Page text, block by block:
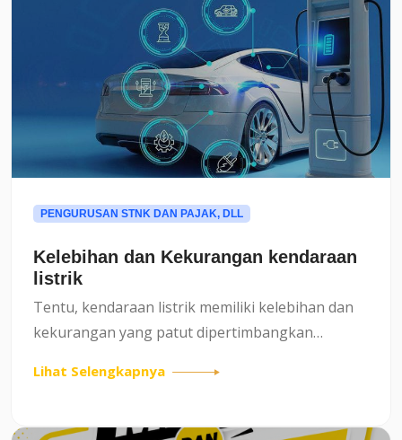
PENGURUSAN STNK DAN PAJAK, DLL
Kelebihan dan Kekurangan kendaraan
listrik
Tentu, kendaraan listrik memiliki kelebihan dan
kekurangan yang patut dipertimbangkan
kendaraan listrik.Kelebihan kendaraan listrik apa
Lihat Selengkapnya